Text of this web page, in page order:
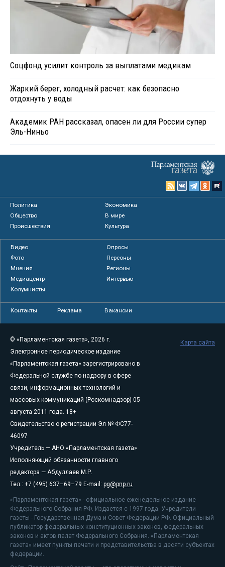
Соцфонд усилит контроль за выплатами медикам
Жаркий берег, холодный расчет: как безопасно
отдохнуть у воды
Академик РАН рассказал, опасен ли для России супер
Эль-Ниньо
Политика
Экономика
Общество
В мире
Происшествия
Культура
Видео
Опросы
Фото
Персоны
Мнения
Регионы
Медиацентр
Интервью
Колумнисты
Контакты Реклама Вакансии
© «Парламентская газета», 2026 г.
Электронное периодическое издание
«Парламентская газета» зарегистрировано в
Федеральной службе по надзору в сфере
связи, информационных технологий и
массовых коммуникаций (Роскомнадзор) 05
августа 2011 года. 18+
Свидетельство о регистрации Эл № ФС77-
46097
Учредитель — АНО «Парламентская газета»
Исполняющий обязанности главного
редактора — Абдуллаев М.Р.
Тел.: +7 (495) 637–69–79 E-mail: pg@pnp.ru
«Парламентская газета» - официальное еженедельное издание
Федерального Собрания РФ. Издается с 1997 года. Учредители
газеты - Государственная Дума и Совет Федерации РФ. Официальный
публикатор федеральных конституционных законов, федеральных
законов и актов палат Федерального Собрания. «Парламентская
газета» имеет пункты печати и представительства в десяти субъектах
федерации.
Карта сайта